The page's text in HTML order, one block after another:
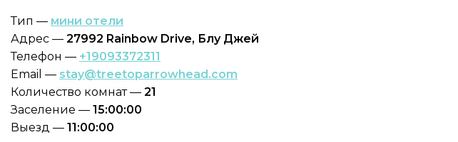
Тип — мини отели
Адрес — 27992 Rainbow Drive, Блу Джей
Телефон — +19093372311
Email — stay@treetoparrowhead.com
Количество комнат — 21
Заселение — 15:00:00
Выезд — 11:00:00